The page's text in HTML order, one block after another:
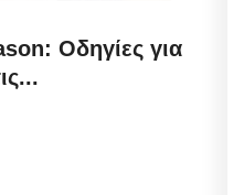
Οδηγίες για